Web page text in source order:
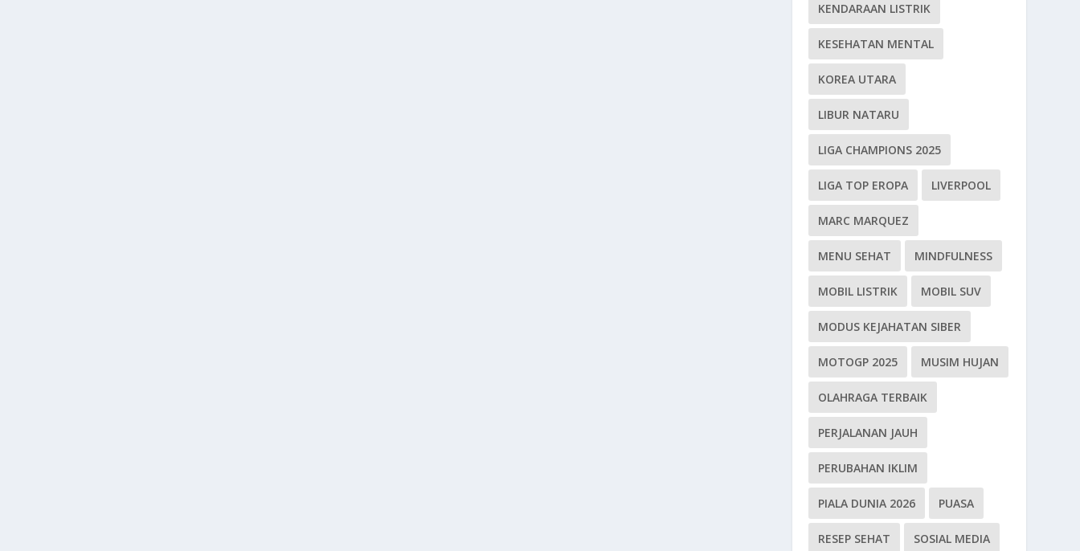
KENDARAAN LISTRIK
KESEHATAN MENTAL
KOREA UTARA
LIBUR NATARU
LIGA CHAMPIONS 2025
LIGA TOP EROPA LIVERPOOL
MARC MARQUEZ
MENU SEHAT MINDFULNESS
MOBIL LISTRIK MOBIL SUV
MODUS KEJAHATAN SIBER
MOTOGP 2025 MUSIM HUJAN
OLAHRAGA TERBAIK
PERJALANAN JAUH
PERUBAHAN IKLIM
PIALA DUNIA 2026 PUASA
RESEP SEHAT SOSIAL MEDIA